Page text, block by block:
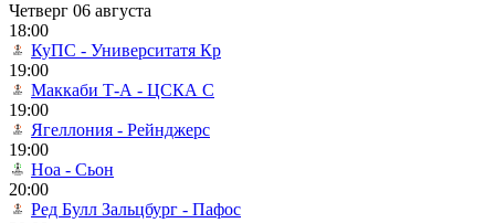
Четверг 06 августа
18:00
КуПС - Университатя Кр
19:00
Маккаби Т-А - ЦСКА С
19:00
Ягеллония - Рейнджерс
19:00
Ноа - Сьон
20:00
Ред Булл Зальцбург - Пафос